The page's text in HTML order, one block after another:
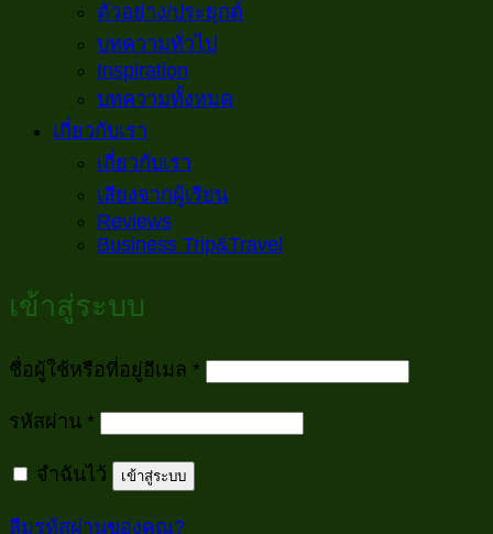
ตัวอย่าง/ประยุกต์
บทความทั่วไป
Inspiration
บทความทั้งหมด
เกี่ยวกับเรา
เกี่ยวกับเรา
เสียงจากผู้เรียน
Reviews
Business Trip&Travel
เข้าสู่ระบบ
ชื่อผู้ใช้หรือที่อยู่อีเมล *ต้องการ
รหัสผ่าน *ต้องการ
จำฉันไว้ เข้าสู่ระบบ
ลืมรหัสผ่านของคุณ?